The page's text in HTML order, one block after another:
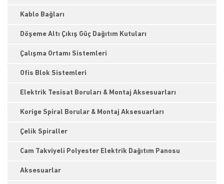
Kablo Bağları
Döşeme Altı Çıkış Güç Dağıtım Kutuları
Çalışma Ortamı Sistemleri
Ofis Blok Sistemleri
Elektrik Tesisat Boruları & Montaj Aksesuarları
Korige Spiral Borular & Montaj Aksesuarları
Çelik Spiraller
Cam Takviyeli Polyester Elektrik Dağıtım Panosu
Aksesuarlar